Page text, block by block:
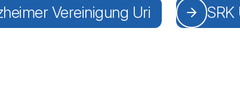
Vereinigung Uri SRK